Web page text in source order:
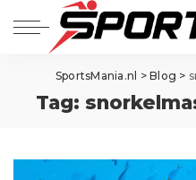
SportsMania.nl >Blog >
Tag: